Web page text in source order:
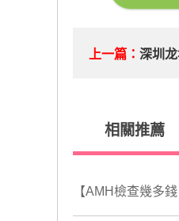
上一篇：深圳
相關推薦
【AMH檢查幾多